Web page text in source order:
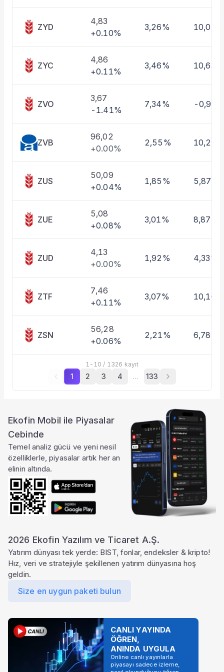
Fiyat Endeks Değişimi
ZYD
4,83
+0.10%
3,26% 10,01%
ZYC
4,86
+0.11%
3,46% 10,63%
ZVO
3,67
-1.41%
7,34% -0,97%
ZVB
96,02
+0.00%
2,55%
ZUS
50,09
+0.04%
1,85% 5,87%
ZUE
5,08
+0.08%
3,01% 8,87%
ZUD
4,13
+0.00%
1,92% 4,33%
ZTF
7,46
+0.11%
3,07% 10,16%
ZSN
56,28
+0.06%
2,21% 6,78%
1 - 10 / 1326 kayıt
1 2 3 4 … 133
Ekofin Mobil ile Piyasalar
Cebinde
Temel analiz gücü ve yeni nesil
özelliklerle, piyasalar artık her an
elinin altında.
2026 Ekofin Yazılım ve Ticaret A.Ş.
Yatırım dünyası tek yerde: BIST, fonlar, endeksler & kripto!
Hız, veri ve stratejiyle şekillenen yatırım dünyasına hoş
geldin.
Size en uygun paketi bulun
CANLI YAYINDA
ÖĞREN,
ANINDA UYGULA
Online canlı yayınlarla
piyasayı sadece izleme,